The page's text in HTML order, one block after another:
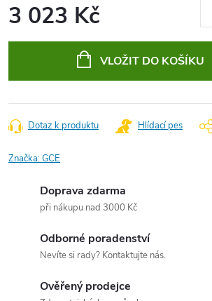
3 023 Kč
VLOŽIT DO KOŠÍKU
Dotaz k produktu Hlídací pes
Značka:GCE
Doprava zdarma
při nákupu nad 3000 Kč
Odborné poradenství
Nevíte si rady? Kontaktujte nás.
Ověřený prodejce